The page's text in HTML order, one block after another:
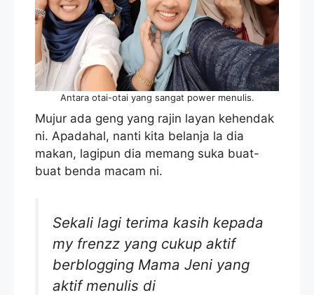
Antara otai-otai yang sangat power menulis.
Mujur ada geng yang rajin layan kehendak
ni. Apadahal, nanti kita belanja la dia
makan, lagipun dia memang suka buat-
buat benda macam ni.
Sekali lagi terima kasih kepada
my frenzz yang cukup aktif
berblogging Mama Jeni yang
aktif menulis di